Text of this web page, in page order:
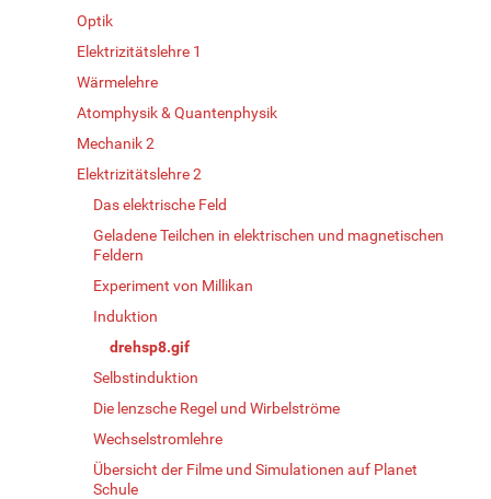
Optik
Elektrizitätslehre 1
Wärmelehre
Atomphysik & Quantenphysik
Mechanik 2
Elektrizitätslehre 2
Das elektrische Feld
Geladene Teilchen in elektrischen und magnetischen
Feldern
Experiment von Millikan
Induktion
drehsp8.gif
Selbstinduktion
Die lenzsche Regel und Wirbelströme
Wechselstromlehre
Übersicht der Filme und Simulationen auf Planet
Schule